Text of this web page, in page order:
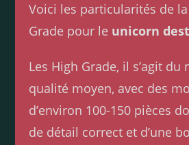
Voici les particularités de
Grade pour le unicorn
Les High Grade, il s’agit du
qualité moyen, avec des
d’environ 100-150 pièces
de détail correct et d’une